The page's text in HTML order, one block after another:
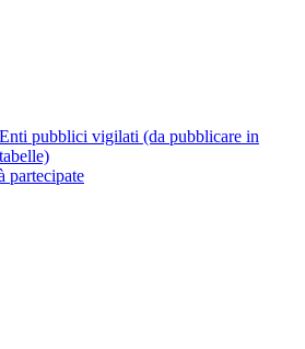
Enti pubblici vigilati (da pubblicare in
tabelle)
partecipate